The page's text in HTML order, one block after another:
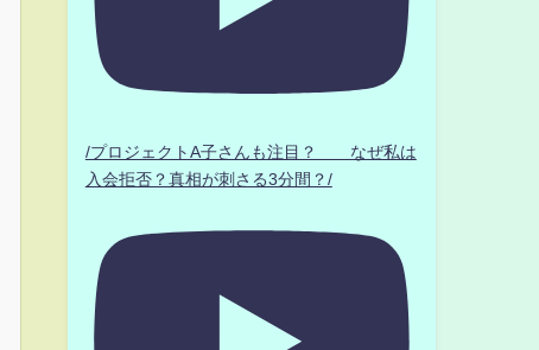
/プロジェクトA子さんも注目？ なぜ私は
入会拒否？真相が刺さる3分間？/